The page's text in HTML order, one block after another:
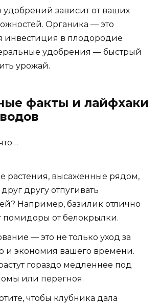
зависит от ваших
Органика — это
инвестиция в плодородие
удобрения — быстрый
урожай.
факты и лайфхаки
растения, высаженные рядом,
другу отпугивать
Например, базилик отлично
помидоры от белокрылки.
— это не только уход за
и экономия вашего времени.
гораздо медленнее под
или перегноя.
чтобы клубника дала